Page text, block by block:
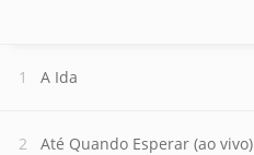
A Ida
Até Quando Esperar (ao vivo)